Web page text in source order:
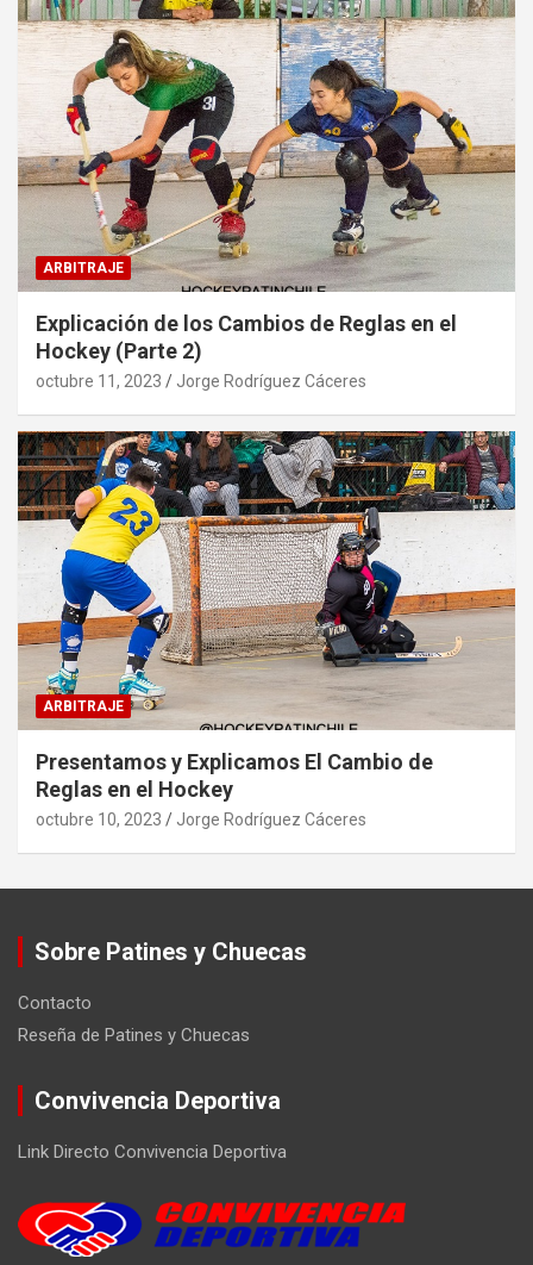
ARBITRAJE
Explicación de los Cambios de Reglas en el
Hockey (Parte 2)
octubre 11, 2023 Jorge Rodríguez Cáceres
ARBITRAJE
Presentamos y Explicamos El Cambio de
Reglas en el Hockey
octubre 10, 2023 Jorge Rodríguez Cáceres
Sobre Patines y Chuecas
Contacto
Reseña de Patines y Chuecas
Convivencia Deportiva
Link Directo Convivencia Deportiva